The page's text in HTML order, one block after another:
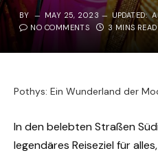
BY MAY 25, 2023 UPDATED:
NO COMMENTS
3 MINS READ
Pothys: Ein Wunderland der
In den belebten Straßen
legendäres Reiseziel für